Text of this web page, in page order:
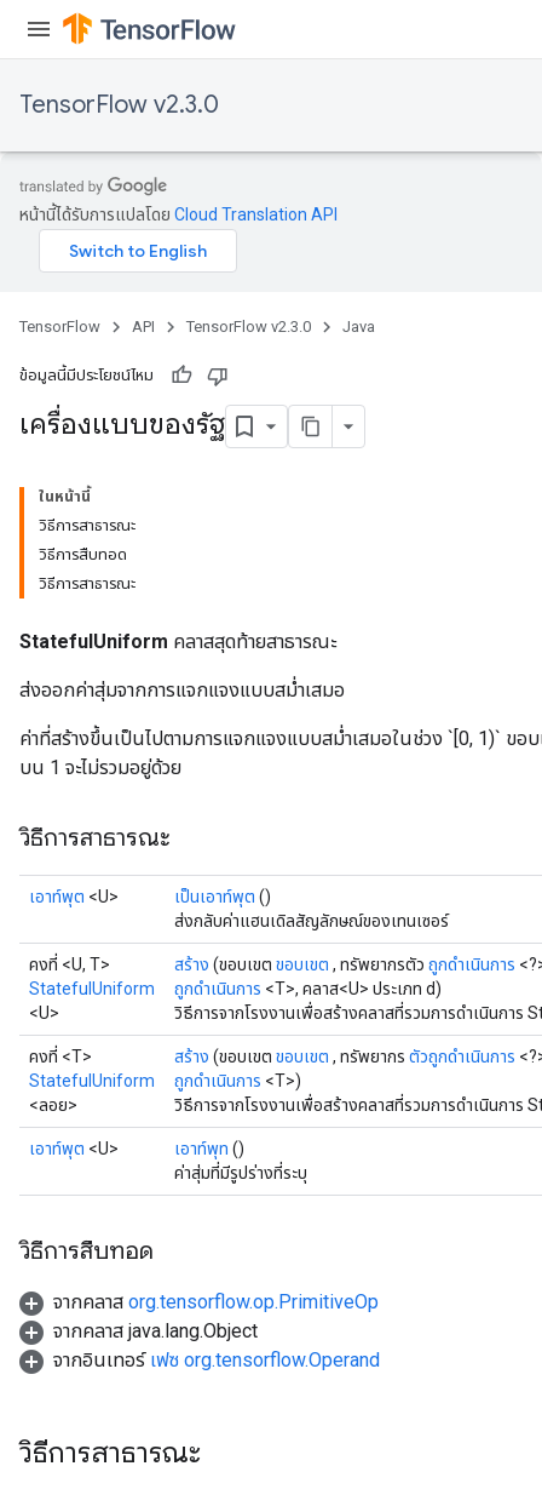
TensorFlow v2.3.0
หน้านี้ได้รับการแปลโดย Cloud Translation API
TensorFlow API TensorFlow v2.3.0 Java
ข้อมูลนี้มีประโยชน์ไหม
เครื่องแบบของรัฐ
ในหน้านี้
วิธีการสาธารณะ
วิธีการสืบทอด
วิธีการสาธารณะ
StatefulUniform คลาสสุดท้ายสาธารณะ
ส่งออกค่าสุ่มจากการแจกแจงแบบสม่ำเสมอ
ค่าที่สร้างขึ้นเป็นไปตามการแจกแจงแบบสม่ำเสมอในช่วง `[0, 1)` ขอ
บน 1 จะไม่รวมอยู่ด้วย
วิธีการสาธารณะ
เอาท์พุต <U> เป็นเอาท์พุต ()
ส่งกลับค่าแฮนเดิลสัญลักษณ์ของเทนเซอร์
คงที่ <U, T>
StatefulUniform
<U>
สร้าง (ขอบเขต ขอบเขต , ทรัพยากรตัว ถูกดำเนินการ
ถูกดำเนินการ <T>, คลาส<U> ประเภท d)
วิธีการจากโรงงานเพื่อสร้างคลาสที่รวมการดำเนินการ
คงที่ <T>
StatefulUniform
<ลอย>
สร้าง (ขอบเขต ขอบเขต , ทรัพยากร ตัวถูกดำเนินการ
ถูกดำเนินการ <T>)
วิธีการจากโรงงานเพื่อสร้างคลาสที่รวมการดำเนินการ
เอาท์พุต <U> เอาท์พุท ()
ค่าสุ่มที่มีรูปร่างที่ระบุ
วิธีการสืบทอด
จากคลาส org.tensorflow.op.PrimitiveOp
จากคลาส java.lang.Object
จากอินเทอร์ เฟซ org.tensorflow.Operand
วิธีการสาธารณะ